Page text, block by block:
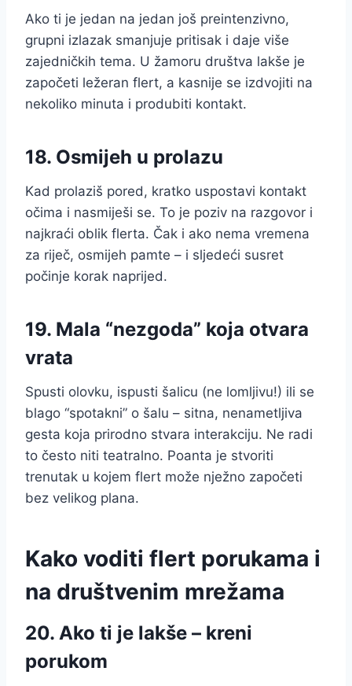
Ako ti je jedan na jedan još preintenzivno,
grupni izlazak smanjuje pritisak i daje više
zajedničkih tema. U žamoru društva lakše je
započeti ležeran flert, a kasnije se izdvojiti na
nekoliko minuta i produbiti kontakt.
18. Osmijeh u prolazu
Kad prolaziš pored, kratko uspostavi kontakt
očima i nasmiješi se. To je poziv na razgovor i
najkraći oblik flerta. Čak i ako nema vremena
za riječ, osmijeh pamte – i sljedeći susret
počinje korak naprijed.
19. Mala “nezgoda” koja otvara
vrata
Spusti olovku, ispusti šalicu (ne lomljivu!) ili se
blago “spotakni” o šalu – sitna, nenametljiva
gesta koja prirodno stvara interakciju. Ne radi
to često niti teatralno. Poanta je stvoriti
trenutak u kojem flert može nježno započeti
bez velikog plana.
Kako voditi flert porukama i
na društvenim mrežama
20. Ako ti je lakše – kreni
porukom